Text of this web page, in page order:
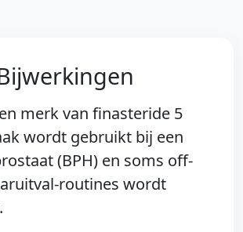
merk van finasteride 5
wordt gebruikt bij een
(BPH) en soms off-
routines wordt